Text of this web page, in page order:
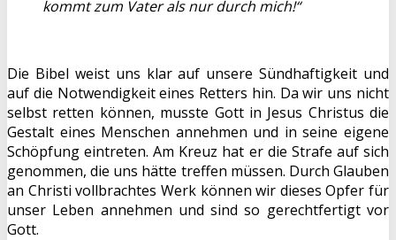
kommt zum Vater als nur durch mich!“
Die Bibel weist uns klar auf unsere Sündhaftigkeit und
auf die Notwendigkeit eines Retters hin. Da wir uns nicht
selbst retten können, musste Gott in Jesus Christus die
Gestalt eines Menschen annehmen und in seine eigene
Schöpfung eintreten. Am Kreuz hat er die Strafe auf sich
genommen, die uns hätte treffen müssen. Durch Glauben
an Christi vollbrachtes Werk können wir dieses Opfer für
unser Leben annehmen und sind so gerechtfertigt vor
Gott.